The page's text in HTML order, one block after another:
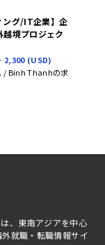
ング/IT企業】企
越境プロジェク
2,300 (USD)
/Binh Thanhの求
、東南アジアを中心
就職・転職情報サイ